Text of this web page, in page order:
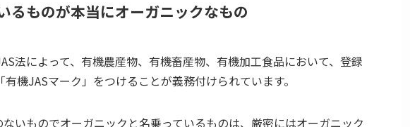
るものが本当にオーガニックなもの
法によって、有機農産物、有機畜産物、有機加工食品において、登録
機JASマーク」をつけることが義務付けられています。
いものでオーガニックと名乗っているものは、厳密にはオーガニック